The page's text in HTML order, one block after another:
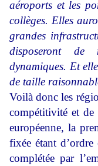
aéroports et les
collèges. Elles
grandes
disposeront de
dynamiques. Et
de taille
Voilà donc les
compétitivité et de
européenne, la
fixée étant
complétée par